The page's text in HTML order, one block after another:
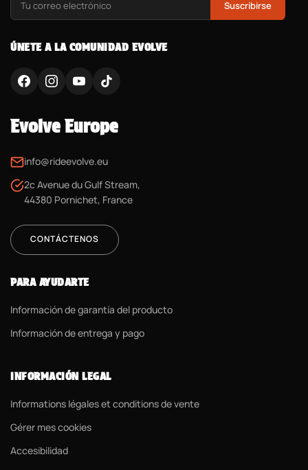
Suscribirse
ÚNETE A LA COMUNIDAD EVOLVE
Evolve Europe
info@rideevolve.eu
2c Avenue du Gulf Stream,
44380 Pornichet, France
CONTÁCTENOS
PARA AYUDARTE
Información de garantía del producto
Información de entrega y pago
INFORMACIÓN LEGAL
Informations légales et conditions de vente
Gérer mes cookies
Accesibilidad